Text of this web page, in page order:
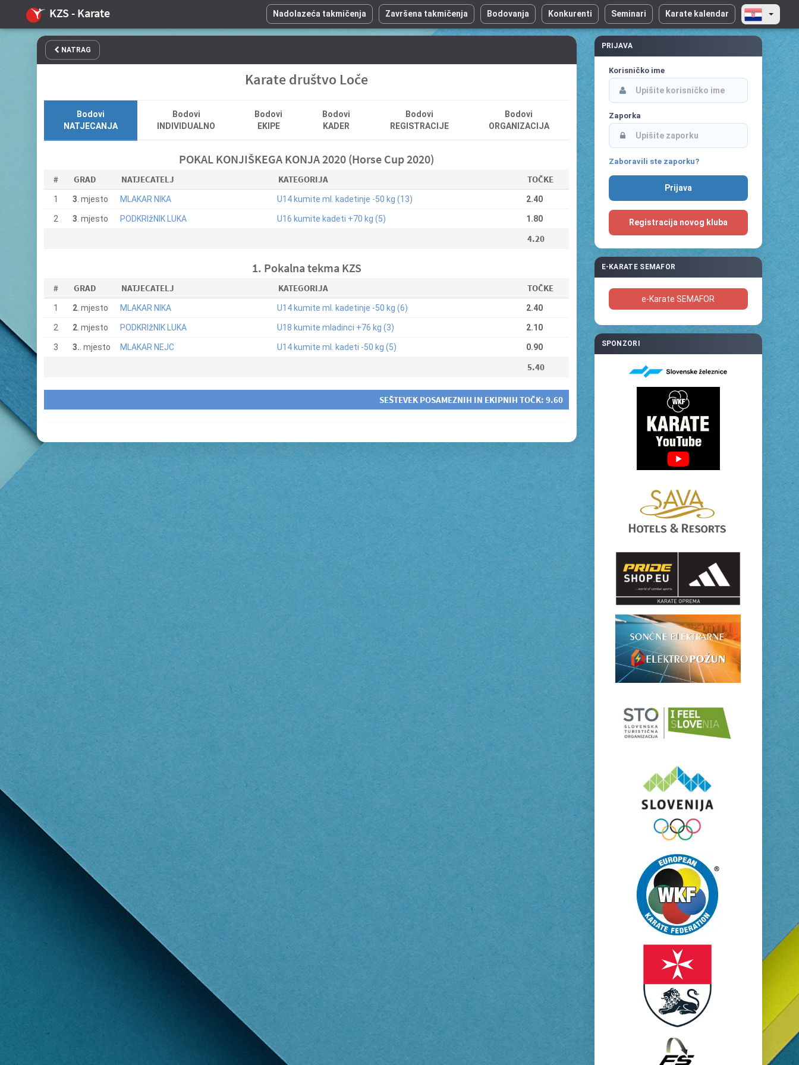
Nadolazeća takmičenja Završena takmičenja Bodovanja Konkurenti Seminari Karate kalendar
KZS - Karate
NATRAG
Karate društvo Loče
Bodovi
NATJECANJA
Bodovi
INDIVIDUALNO
Bodovi
EKIPE
Bodovi
KADER
Bodovi
REGISTRACIJE
Bodovi
ORGANIZACIJA
POKAL KONJIŠKEGA KONJA 2020 (Horse Cup 2020)
# GRAD NATJECATELJ KATEGORIJA TOČKE
1 3 . mjesto MLAKAR NIKA U14 kumite ml. kadetinje -50 kg (13) 2.40
2 3 . mjesto PODKRIžNIK LUKA U16 kumite kadeti +70 kg (5) 1.80
4.20
1. Pokalna tekma KZS
# GRAD NATJECATELJ KATEGORIJA TOČKE
1 2 . mjesto MLAKAR NIKA U14 kumite ml. kadetinje -50 kg (6) 2.40
2 2 . mjesto PODKRIžNIK LUKA U18 kumite mladinci +76 kg (3) 2.10
3 3. . mjesto MLAKAR NEJC U14 kumite ml. kadeti -50 kg (5) 0.90
5.40
SEŠTEVEK POSAMEZNIH IN EKIPNIH TOČK: 9.60
PRIJAVA
Korisničko ime
Zaporka
Zaboravili ste zaporku?
Registracija novog kluba
E-KARATE SEMAFOR
e-Karate SEMAFOR
SPONZORI